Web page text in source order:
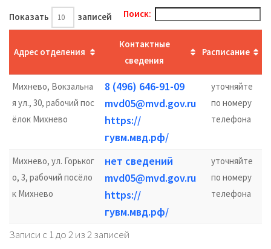
Показать записей Поиск:
Адрес отделения
Контактные
сведения
Расписание
Михнево, Вокзальна
я ул., 30, рабочий пос
ёлок Михнево
8 (496) 646-91-09
mvd05@mvd.gov.ru
https://
гувм.мвд.рф/
уточняйте
по номеру
телефона
Михнево, ул. Горьког
о, 3, рабочий посёло
к Михнево
нет сведений
mvd05@mvd.gov.ru
https://
гувм.мвд.рф/
уточняйте
по номеру
телефона
Записи с 1 до 2 из 2 записей